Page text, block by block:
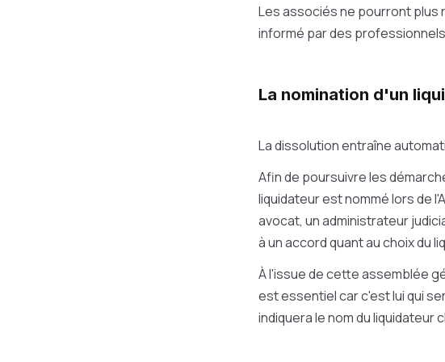
Les associés ne pourront plus
informé par des
La nomination d'un
La dissolution entraîne
Afin de poursuivre les
liquidateur est nommé lors de
avocat, un administrateur
à un accord quant au choix du
À l'issue de cette assemblée
est essentiel car c'est lui qui
indiquera le nom du